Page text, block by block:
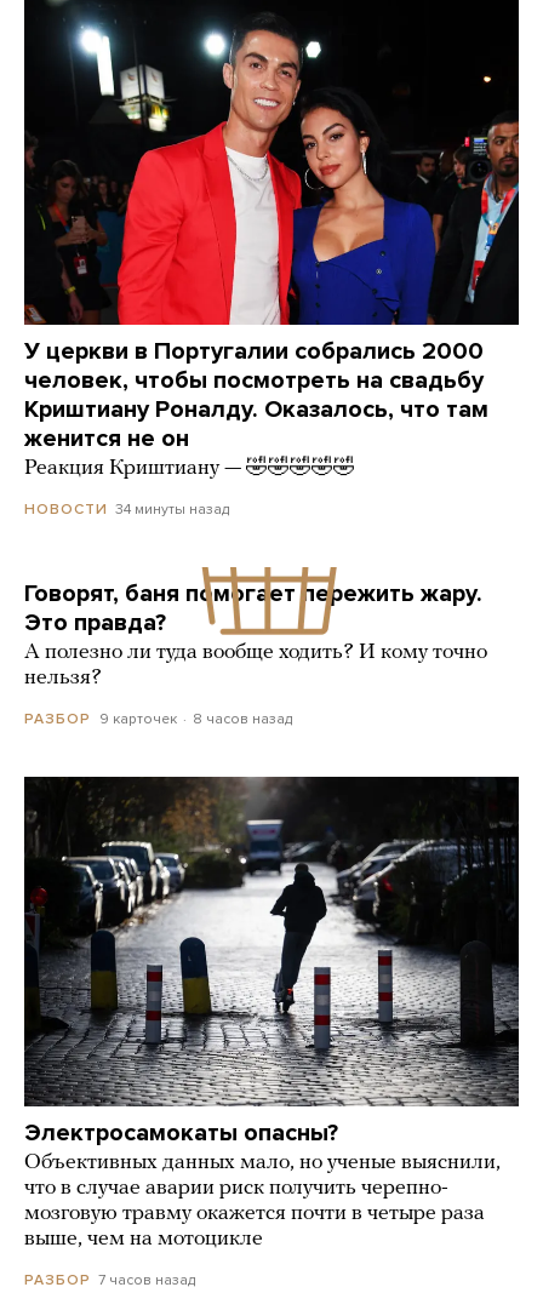
У церкви в Португалии собрались 2000
человек, чтобы посмотреть на свадьбу
Криштиану Роналду. Оказалось, что там
женится не он
Реакция Криштиану — 🤣🤣🤣🤣🤣
НОВОСТИ 34 минуты назад
Говорят, баня помогает пережить жару.
Это правда?
А полезно ли туда вообще ходить? И кому точно
нельзя?
РАЗБОР 9 карточек 8 часов назад
Электросамокаты опасны?
Объективных данных мало, но ученые выяснили,
что в случае аварии риск получить черепно-
мозговую травму окажется почти в четыре раза
выше, чем на мотоцикле
РАЗБОР 7 часов назад